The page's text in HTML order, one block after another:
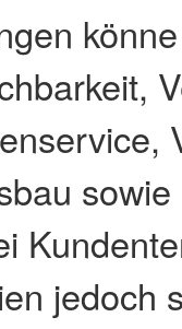
sowie
jedoch